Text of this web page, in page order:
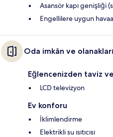
Asansör kapı genişliği
Engellilere uygun
Oda imkân ve olanakları
Eğlencenizden taviz
LCD televizyon
Ev konforu
İklimlendirme
Elektrikli su ısıtıcısı